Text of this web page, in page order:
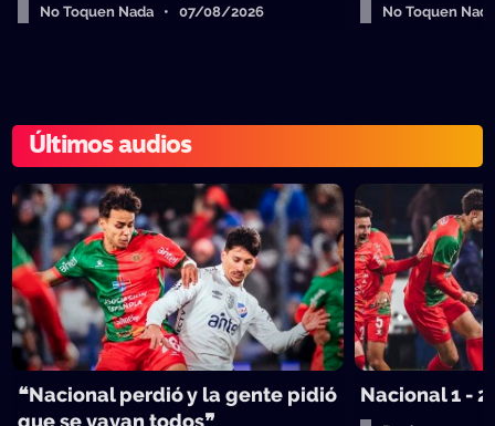
No Toquen Nada • 07/08/2026
No Toquen
Últimos audios
❝Nacional perdió y la gente pidió
que se vayan todos❞
Nacional 1 -